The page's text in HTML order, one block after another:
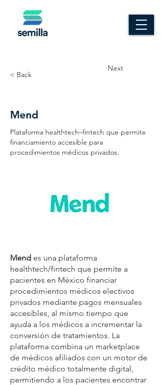
< Back
Next
Mend
Plataforma healthtech–fintech que permite
financiamiento accesible para
procedimientos médicos privados.
Mend es una plataforma
healthtech/fintech que permite a
pacientes en México financiar
procedimientos médicos electivos
privados mediante pagos mensuales
accesibles, al mismo tiempo que
ayuda a los médicos a incrementar la
conversión de tratamientos. La
plataforma combina un marketplace
de médicos afiliados con un motor de
crédito médico totalmente digital,
permitiendo a los pacientes encontrar